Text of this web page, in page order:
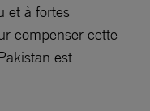
et à fortes
compenser cette
est